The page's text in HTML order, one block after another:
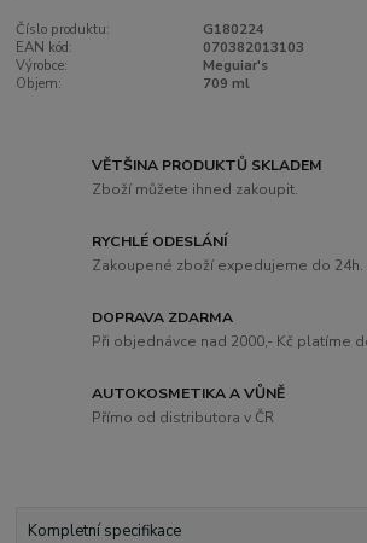
Číslo produktu:
G180224
EAN kód:
070382013103
Výrobce:
Meguiar's
Objem:
709 ml
VĚTŠINA PRODUKTŮ SKLADEM
Zboží můžete ihned zakoupit.
RYCHLÉ ODESLÁNÍ
Zakoupené zboží expedujeme do 24h.
DOPRAVA ZDARMA
Při objednávce nad 2000,- Kč platíme
AUTOKOSMETIKA A VŮNĚ
Přímo od distributora v ČR
Kompletní specifikace